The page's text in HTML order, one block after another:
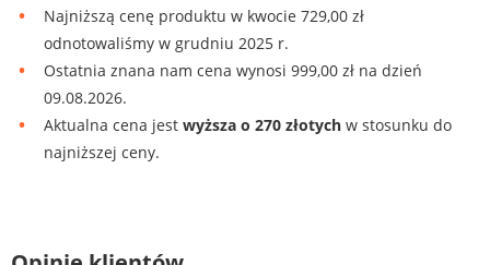
Najniższą cenę produktu w kwocie 729,00 zł
odnotowaliśmy w grudniu 2025 r.
Ostatnia znana nam cena wynosi 999,00 zł na dzień
09.08.2026.
Aktualna cena jest wyższa o 270 złotych w stosunku do
najniższej ceny.